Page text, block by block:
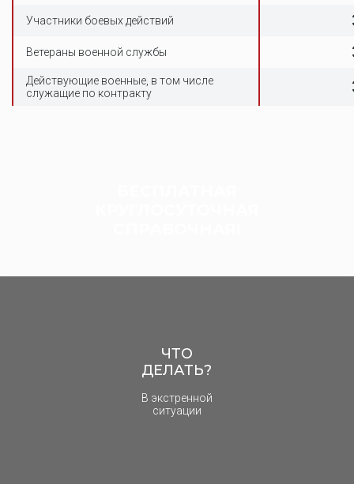
Участники боевых действий
Ветераны военной службы
Действующие военные, в том числе
служащие по контракту
ЧТО
ДЕЛАТЬ?
В экстренной
ситуации